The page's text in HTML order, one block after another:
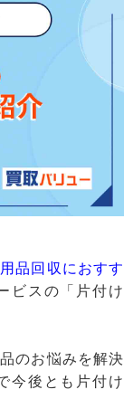
品回収におすす
ビスの「片付け
のお悩みを解決
今後とも片付け